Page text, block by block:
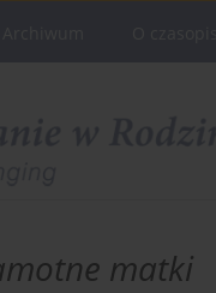
matki